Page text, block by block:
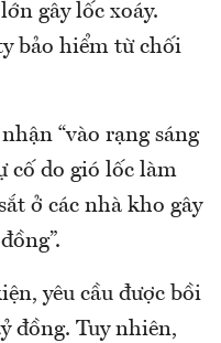
gây lốc xoáy.
bảo hiểm từ chối
“vào rạng sáng
cố do gió lốc làm
ở các nhà kho gây
yêu cầu được bồi
đồng. Tuy nhiên,